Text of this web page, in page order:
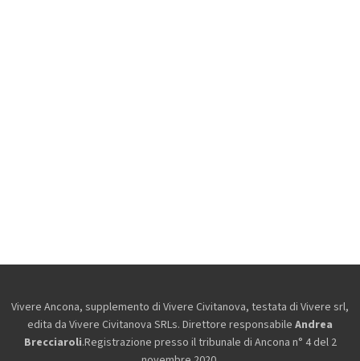
Vivere Ancona, supplemento di Vivere Civitanova, testata di Vivere srl,
edita da Vivere Civitanova SRLs. Direttore responsabile Andrea
Brecciaroli.Registrazione presso il tribunale di Ancona n° 4 del 2